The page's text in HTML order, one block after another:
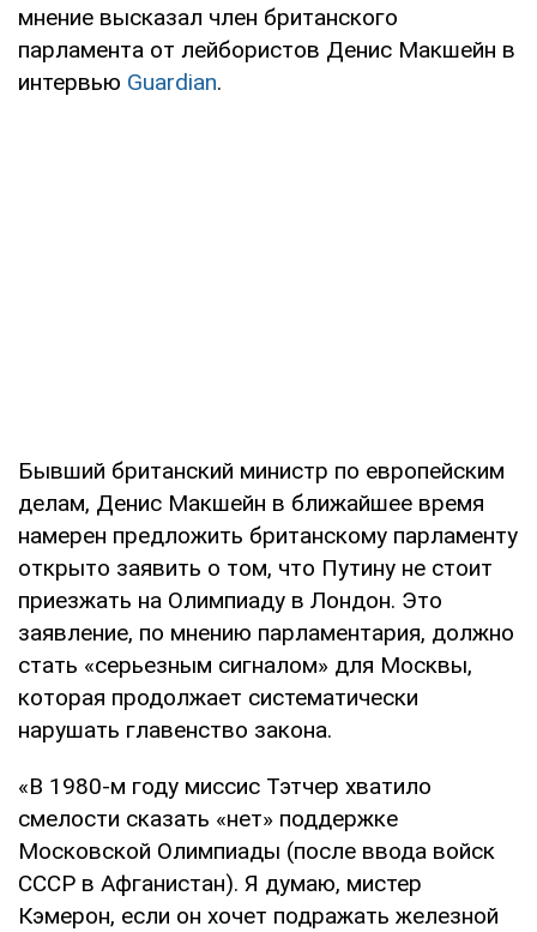
мнение высказал член британского
парламента от лейбористов Денис Макшейн в
интервью Guardian.
Бывший британский министр по европейским
делам, Денис Макшейн в ближайшее время
намерен предложить британскому парламенту
открыто заявить о том, что Путину не стоит
приезжать на Олимпиаду в Лондон. Это
заявление, по мнению парламентария, должно
стать «серьезным сигналом» для Москвы,
которая продолжает систематически
нарушать главенство закона.
«В 1980-м году миссис Тэтчер хватило
смелости сказать «нет» поддержке
Московской Олимпиады (после ввода войск
СССР в Афганистан). Я думаю, мистер
Кэмерон, если он хочет подражать железной